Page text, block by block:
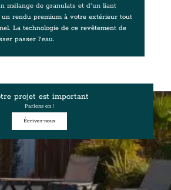
mélange de granulats et d’un liant
rendu premium à votre extérieur tout
La technologie de ce revêtement de
passer l’eau.
projet est important
Parlons en !
Écrivez-nous